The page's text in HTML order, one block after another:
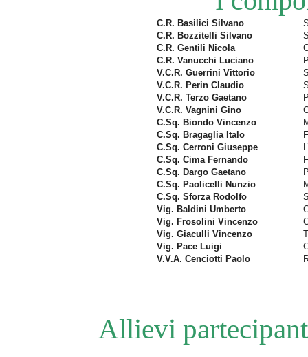
C.R. Basilici Silvano
C.R. Bozzitelli Silvano
C.R. Gentili Nicola
C.R. Vanucchi Luciano
V.C.R. Guerrini Vittorio
V.C.R. Perin Claudio
V.C.R. Terzo Gaetano
V.C.R. Vagnini Gino
C.Sq. Biondo Vincenzo
C.Sq. Bragaglia Italo
C.Sq. Cerroni Giuseppe
C.Sq. Cima Fernando
C.Sq. Dargo Gaetano
C.Sq. Paolicelli Nunzio
C.Sq. Sforza Rodolfo
Vig. Baldini Umberto
Vig. Frosolini Vincenzo
Vig. Giaculli Vincenzo
Vig. Pace Luigi
V.V.A. Cenciotti Paolo
Allievi